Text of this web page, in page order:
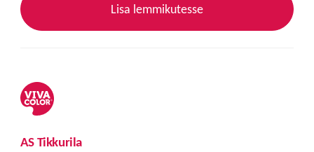
Lisa lemmikutesse
AS Tikkurila